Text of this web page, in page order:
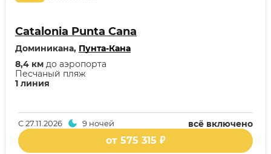
Catalonia Punta Cana
Доминикана, Пунта-Кана
1 линия
Песчаный пляж
8,4 км до аэропорта
всё включено
С27.11.2026 9 ночей
от 575 315 ₽